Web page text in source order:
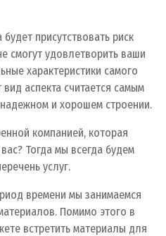
присутствовать риск
смогут удовлетворить ваши
характеристики самого
аспекта считается самым
и хорошем строении.
компанией, которая
Тогда мы всегда будем
услуг.
времени мы занимаемся
Помимо этого в
встретить материалы для